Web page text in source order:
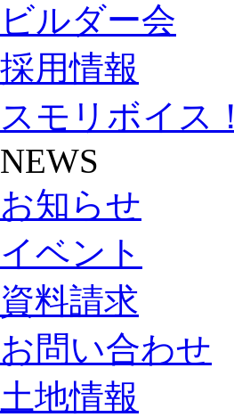
ビルダー会
採用情報
スモリボイス！
NEWS
お知らせ
イベント
資料請求
お問い合わせ
土地情報